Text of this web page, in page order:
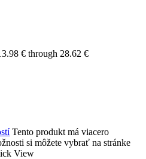
€ through 28.62 €
Tento produkt má viacero
si môžete vybrať na stránke
View